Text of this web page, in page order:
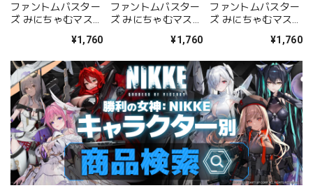
ファントムバスター
ズ みにちゃむマスコ
¥1,760
ファントムバスター
ズ みにちゃむマスコ
¥1,760
ファントムバスター
ズ みにちゃむマスコ
¥1,760